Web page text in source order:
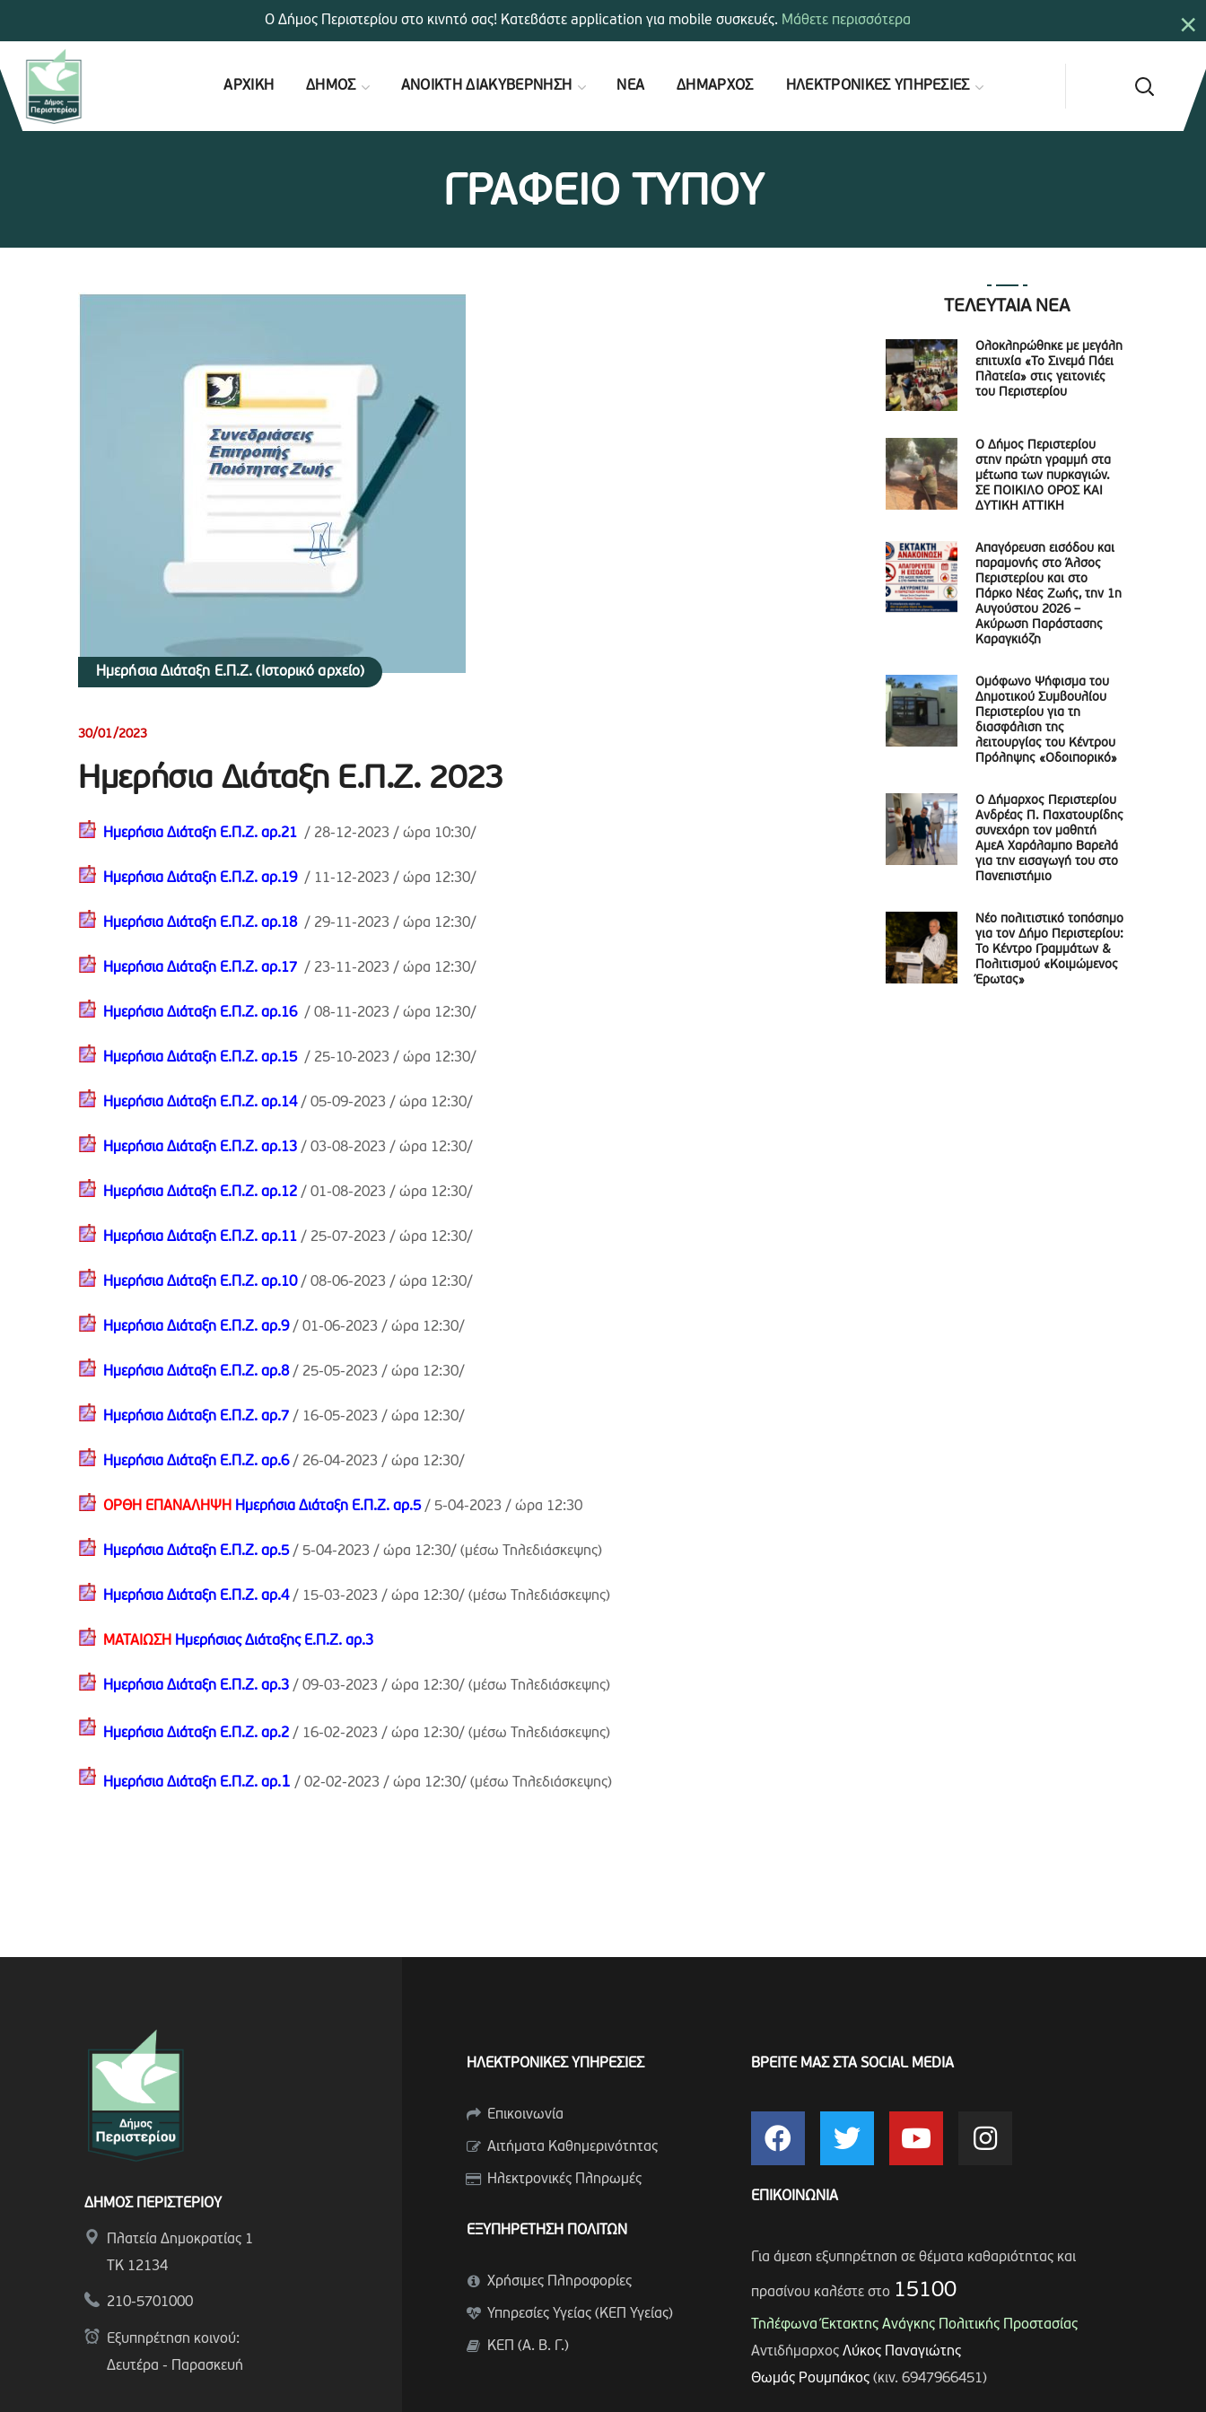
ΑΡΧΙΚΗ ΔΗΜΟΣ ΑΝΟΙΚΤΗ ΔΙΑΚΥΒΕΡΝΗΣΗ ΝΕΑ ΔΗΜΑΡΧΟΣ ΗΛΕΚΤΡΟΝΙΚΕΣ ΥΠΗΡΕΣΙΕΣ
ΓΡΑΦΕΙΟ ΤΥΠΟΥ
Ημερήσια Διάταξη Ε.Π.Ζ. (Ιστορικό αρχείο)
30/01/2023
Ημερήσια Διάταξη Ε.Π.Ζ. 2023
Ημερήσια Διάταξη Ε.Π.Ζ. αρ.21 / 28-12-2023 / ώρα 10:30/
Ημερήσια Διάταξη Ε.Π.Ζ. αρ.19 / 11-12-2023 / ώρα 12:30/
Ημερήσια Διάταξη Ε.Π.Ζ. αρ.18 / 29-11-2023 / ώρα 12:30/
Ημερήσια Διάταξη Ε.Π.Ζ. αρ.17 / 23-11-2023 / ώρα 12:30/
Ημερήσια Διάταξη Ε.Π.Ζ. αρ.16 / 08-11-2023 / ώρα 12:30/
Ημερήσια Διάταξη Ε.Π.Ζ. αρ.15 / 25-10-2023 / ώρα 12:30/
Ημερήσια Διάταξη Ε.Π.Ζ. αρ.14 / 05-09-2023 / ώρα 12:30/
Ημερήσια Διάταξη Ε.Π.Ζ. αρ.13 / 03-08-2023 / ώρα 12:30/
Ημερήσια Διάταξη Ε.Π.Ζ. αρ.12 / 01-08-2023 / ώρα 12:30/
Ημερήσια Διάταξη Ε.Π.Ζ. αρ.11 / 25-07-2023 / ώρα 12:30/
Ημερήσια Διάταξη Ε.Π.Ζ. αρ.10 / 08-06-2023 / ώρα 12:30/
Ημερήσια Διάταξη Ε.Π.Ζ. αρ.9 / 01-06-2023 / ώρα 12:30/
Ημερήσια Διάταξη Ε.Π.Ζ. αρ.8 / 25-05-2023 / ώρα 12:30/
Ημερήσια Διάταξη Ε.Π.Ζ. αρ.7 / 16-05-2023 / ώρα 12:30/
Ημερήσια Διάταξη Ε.Π.Ζ. αρ.6 / 26-04-2023 / ώρα 12:30/
ΟΡΘΗ ΕΠΑΝΑΛΗΨΗ Ημερήσια Διάταξη Ε.Π.Ζ. αρ.5 / 5-04-2023 / ώρα 12:30
Ημερήσια Διάταξη Ε.Π.Ζ. αρ.5 / 5-04-2023 / ώρα 12:30/ (μέσω Τηλεδιάσκεψης)
Ημερήσια Διάταξη Ε.Π.Ζ. αρ.4 / 15-03-2023 / ώρα 12:30/ (μέσω Τηλεδιάσκεψης)
ΜΑΤΑΙΩΣΗ Ημερήσιας Διάταξης Ε.Π.Ζ. αρ.3
Ημερήσια Διάταξη Ε.Π.Ζ. αρ.3 / 09-03-2023 / ώρα 12:30/ (μέσω Τηλεδιάσκεψης)
Ημερήσια Διάταξη Ε.Π.Ζ. αρ.2 / 16-02-2023 / ώρα 12:30/ (μέσω Τηλεδιάσκεψης)
Ημερήσια Διάταξη Ε.Π.Ζ. αρ.1 / 02-02-2023 / ώρα 12:30/ (μέσω Τηλεδιάσκεψης)
ΤΕΛΕΥΤΑΙΑ ΝΕΑ
Ολοκληρώθηκε με μεγάλη
επιτυχία «Το Σινεμά Πάει
Πλατεία» στις γειτονιές
του Περιστερίου
Ο Δήμος Περιστερίου
στην πρώτη γραμμή στα
μέτωπα των πυρκαγιών.
ΣΕ ΠΟΙΚΙΛΟ ΟΡΟΣ ΚΑΙ
ΔΥΤΙΚΗ ΑΤΤΙΚΗ
Απαγόρευση εισόδου και
παραμονής στο Άλσος
Περιστερίου και στο
Πάρκο Νέας Ζωής, την 1η
Αυγούστου 2026 –
Ακύρωση Παράστασης
Καραγκιόζη
Ομόφωνο Ψήφισμα του
Δημοτικού Συμβουλίου
Περιστερίου για τη
διασφάλιση της
λειτουργίας του Κέντρου
Πρόληψης «Οδοιπορικό»
Ο Δήμαρχος Περιστερίου
Ανδρέας Π. Παχατουρίδης
συνεχάρη τον μαθητή
ΑμεΑ Χαράλαμπο Βαρελά
για την εισαγωγή του στο
Πανεπιστήμιο
Νέο πολιτιστικό τοπόσημο
για τον Δήμο Περιστερίου:
Το Κέντρο Γραμμάτων &
Πολιτισμού «Κοιμώμενος
Έρωτας»
ΔΗΜΟΣ ΠΕΡΙΣΤΕΡΙΟΥ
Πλατεία Δημοκρατίας 1
ΤΚ 12134
210-5701000
Εξυπηρέτηση κοινού:
Δευτέρα - Παρασκευή
ΗΛΕΚΤΡΟΝΙΚΕΣ ΥΠΗΡΕΣΙΕΣ
Επικοινωνία
Αιτήματα Καθημερινότητας
Ηλεκτρονικές Πληρωμές
ΕΞΥΠΗΡΕΤΗΣΗ ΠΟΛΙΤΩΝ
Χρήσιμες Πληροφορίες
Υπηρεσίες Υγείας (ΚΕΠ Υγείας)
ΚΕΠ (Α. Β. Γ.)
ΒΡΕΙΤΕ ΜΑΣ ΣΤΑ SOCIAL MEDIA
ΕΠΙΚΟΙΝΩΝΙΑ
Για άμεση εξυπηρέτηση σε θέματα καθαριότητας και
πρασίνου καλέστε στο 15100
Τηλέφωνα Έκτακτης Ανάγκης Πολιτικής Προστασίας
Αντιδήμαρχος Λύκος Παναγιώτης
Θωμάς Ρουμπάκος(κιν. 6947966451)
×
Ο Δήμος Περιστερίου στο κινητό σας! Κατεβάστε application για mobile συσκευές. Μάθετε περισσότερα